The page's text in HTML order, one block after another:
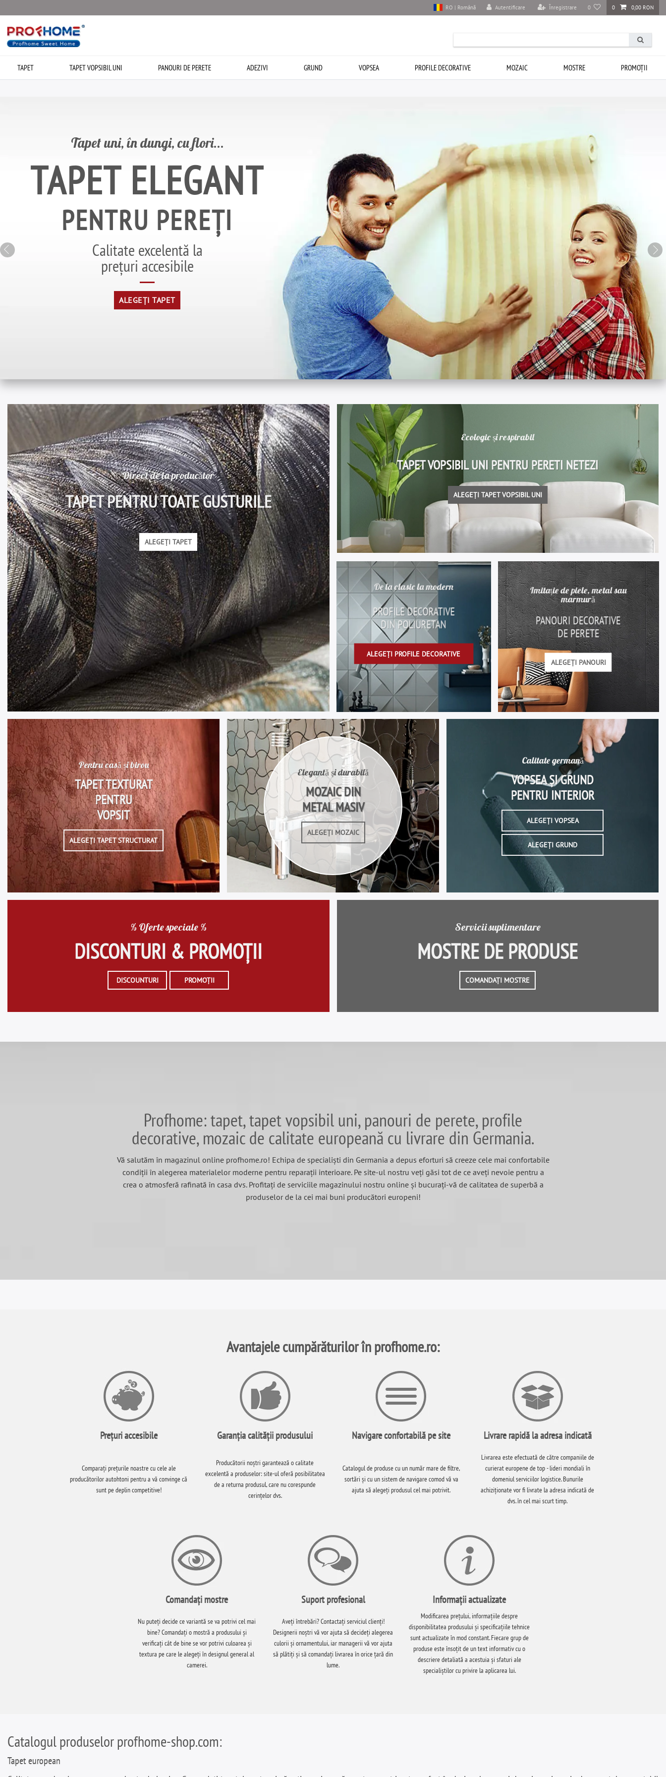
Autentificare Înregistrare 0 0 0,00 RON
RO | Română
TAPET TAPET VOPSIBIL UNI PANOURI DE PERETE ADEZIVI GRUND VOPSEA PROFILE DECORATIVE MOZAIC MOSTRE PROMOȚII
Direct de la producător
TAPET PENTRU TOATE GUSTURILE
ALEGEȚI TAPET
Ecologic și respirabil
TAPET VOPSIBIL UNI PENTRU PERETI NETEZI
ALEGEȚI TAPET VOPSIBIL UNI
De la clasic la modern
PROFILE DECORATIVE
DIN POLIURETAN
ALEGEȚI PROFILE DECORATIVE
Imitație de piele, metal sau
marmură
PANOURI DECORATIVE
DE PERETE
ALEGEȚI PANOURI
Pentru casă și birou
TAPET TEXTURAT
PENTRU
VOPSIT
ALEGEȚI TAPET STRUCTURAT
Elegantă și durabilă
MOZAIC DIN
METAL MASIV
ALEGEȚI MOZAIC
Calitate germană
VOPSEA ȘI GRUND
PENTRU INTERIOR
ALEGEȚI VOPSEA
ALEGEȚI GRUND
% Oferte speciale %
DISCONTURI & PROMOȚII
DISCOUNTURI PROMOȚII
Servicii suplimentare
MOSTRE DE PRODUSE
COMANDAȚI MOSTRE
Profhome: tapet, tapet vopsibil uni, panouri de perete, profile
decorative, mozaic de calitate europeană cu livrare din Germania.
Vă salutăm în magazinul online profhome.ro! Echipa de specialiști din Germania a depus eforturi să creeze cele mai confortabile
condiții în alegerea materialelor moderne pentru reparații interioare. Pe site-ul nostru veți găsi tot de ce aveți nevoie pentru a
crea o atmosferă rafinată în casa dvs. Profitați de serviciile magazinului nostru online și bucurați-vă de calitatea de superbă a
produselor de la cei mai buni producători europeni!
Avantajele cumpărăturilor în profhome.ro:
Prețuri accesibile
Comparați prețurile noastre cu cele ale
producătorilor autohtoni pentru a vă convinge că
sunt pe deplin competitive!
Garanția calității produsului
Producătorii noștri garantează o calitate
excelentă a produselor: site-ul oferă posibilitatea
de a returna produsul, care nu corespunde
cerințelor dvs.
Navigare confortabilă pe site
Catalogul de produse cu un număr mare de filtre,
sortări și cu un sistem de navigare comod vă va
ajuta să alegeți produsul cel mai potrivit.
Livrare rapidă la adresa indicată
Livrarea este efectuată de către companiile de
curierat europene de top - lideri mondiali în
domeniul serviciilor logistice. Bunurile
achiziționate vor fi livrate la adresa indicată de
dvs. în cel mai scurt timp.
Comandați mostre
Nu puteți decide ce variantă se va potrivi cel mai
bine? Comandați o mostră a produsului și
verificați cât de bine se vor potrivi culoarea și
textura pe care le alegeți în designul general al
camerei.
Suport profesional
Aveți întrebări? Contactați serviciul clienți!
Designerii noștri vă vor ajuta să decideți alegerea
culorii și ornamentului, iar managerii vă vor ajuta
să plătiți și să comandați livrarea în orice țară din
lume.
Informații actualizate
Modificarea prețului, informațiile despre
disponibilitatea produsului și specificațiile tehnice
sunt actualizate în mod constant. Fiecare grup de
produse este însoțit de un text informativ cu o
descriere detaliată a acestuia și sfaturi ale
specialiștilor cu privire la aplicarea lui.
Catalogul produselor profhome-shop.com:
Tapet european